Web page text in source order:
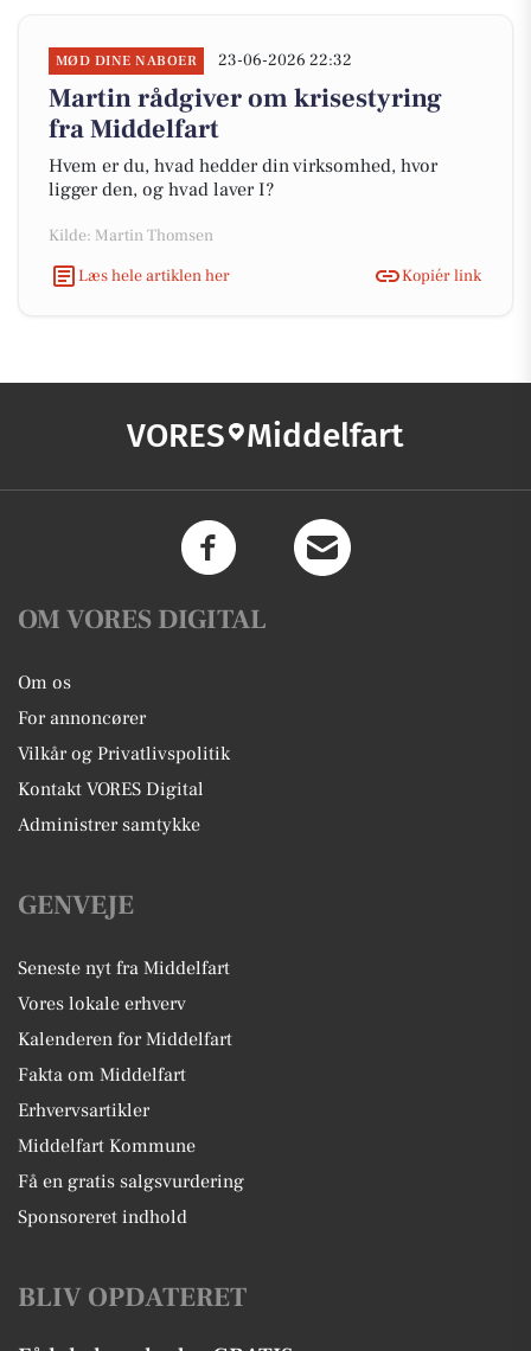
MØD DINE NABOER 23-06-2026 22:32
Martin rådgiver om krisestyring
fra Middelfart
Hvem er du, hvad hedder din virksomhed, hvor
ligger den, og hvad laver I?
Kilde: Martin Thomsen
Læs hele artiklen her
Kopiér link
VORES Middelfart
OM VORES DIGITAL
Om os
For annoncører
Vilkår og Privatlivspolitik
Kontakt VORES Digital
Administrer samtykke
GENVEJE
Seneste nyt fra Middelfart
Vores lokale erhverv
Kalenderen for Middelfart
Fakta om Middelfart
Erhvervsartikler
Middelfart Kommune
Få en gratis salgsvurdering
Sponsoreret indhold
BLIV OPDATERET